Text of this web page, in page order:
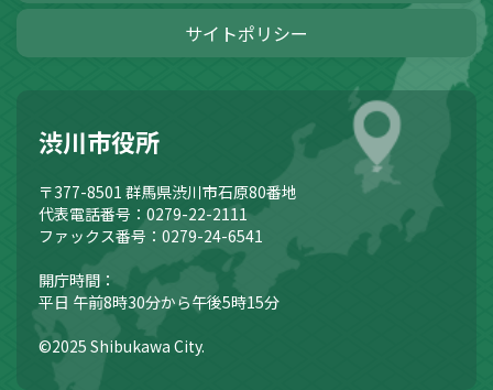
サイトポリシー
渋川市役所
〒377-8501 群馬県渋川市石原80番地
代表電話番号：0279-22-2111
ファックス番号：0279-24-6541
開庁時間：
平日 午前8時30分から午後5時15分
©2025 Shibukawa City.